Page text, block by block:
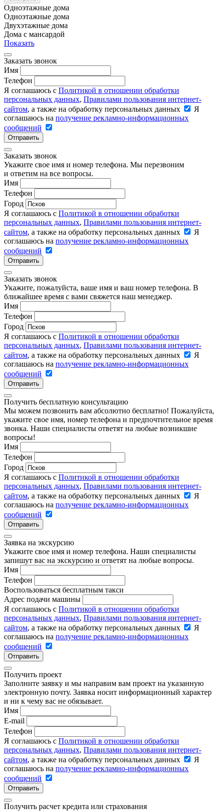
Одноэтажные дома
Одноэтажные дома
Двухэтажные дома
Дома с мансардой
Показать
Заказать звонок
Имя
Телефон
Я соглашаюсь с Политикой в отношении обработки
персональных данных, Правилами пользования интернет-
сайтом, а также на обработку персональных данных
Я
соглашаюсь на получение рекламно-информационных
сообщений
Отправить
Заказать звонок
Укажите свое имя и номер телефона. Мы перезвоним
и ответим на все вопросы.
Имя
Телефон
Город
Я соглашаюсь с Политикой в отношении обработки
персональных данных, Правилами пользования интернет-
сайтом, а также на обработку персональных данных
Я
соглашаюсь на получение рекламно-информационных
сообщений
Отправить
Заказать звонок
Укажите, пожалуйста, ваше имя и ваш номер телефона. В
ближайшее время с вами свяжется наш менеджер.
Имя
Телефон
Город
Я соглашаюсь с Политикой в отношении обработки
персональных данных, Правилами пользования интернет-
сайтом, а также на обработку персональных данных
Я
соглашаюсь на получение рекламно-информационных
сообщений
Отправить
Получить бесплатную консультацию
Мы можем позвонить вам абсолютно бесплатно! Пожалуйста,
укажите свое имя, номер телефона и предпочтительное время
звонка. Наши специалисты ответят на любые возникшие
вопросы!
Имя
Телефон
Город
Я соглашаюсь с Политикой в отношении обработки
персональных данных, Правилами пользования интернет-
сайтом, а также на обработку персональных данных
Я
соглашаюсь на получение рекламно-информационных
сообщений
Отправить
Заявка на экскурсию
Укажите свое имя и номер телефона. Наши специалисты
запишут вас на экскурсию и ответят на любые вопросы.
Имя
Телефон
Воспользоваться бесплатным такси
Адрес подачи машины
Я соглашаюсь с Политикой в отношении обработки
персональных данных, Правилами пользования интернет-
сайтом, а также на обработку персональных данных
Я
соглашаюсь на получение рекламно-информационных
сообщений
Отправить
Получить проект
Заполните заявку и мы направим вам проект на указанную
электронную почту. Заявка носит информационный характер
и ни к чему вас не обязывает.
Имя
E-mail
Телефон
Я соглашаюсь с Политикой в отношении обработки
персональных данных, Правилами пользования интернет-
сайтом, а также на обработку персональных данных
Я
соглашаюсь на получение рекламно-информационных
сообщений
Отправить
Получить расчет кредита или страхования